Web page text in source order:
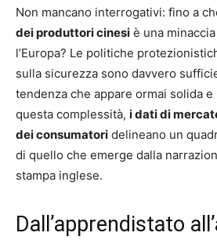
Non mancano interrogativi: fino a
dei produttori cinesi è una
l’Europa? Le politiche
sulla sicurezza sono davvero
tendenza che appare ormai solida
questa complessità, i dati di
dei consumatori delineano un
di quello che emerge dalla
stampa inglese.
Dall’apprendistato